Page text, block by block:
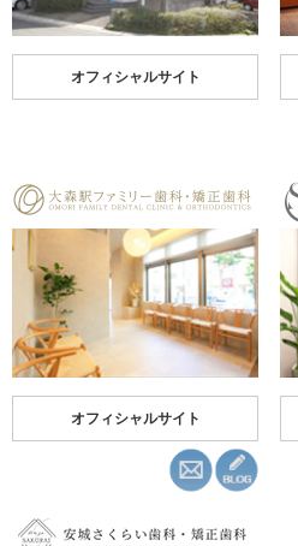
オフィシャルサイト
オフィシャルサイト